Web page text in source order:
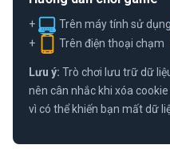
+ Trên máy tính sử dụng
+
Trên điện thoại chạm
Lưu ý: Trò chơi lưu trữ dữ
nên cân nhắc khi xóa
vì có thể khiến bạn mất dữ